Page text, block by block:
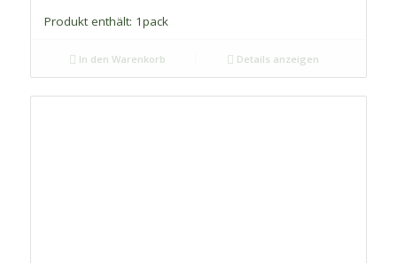
Produkt enthält: 1pack
In den Warenkorb Details anzeigen